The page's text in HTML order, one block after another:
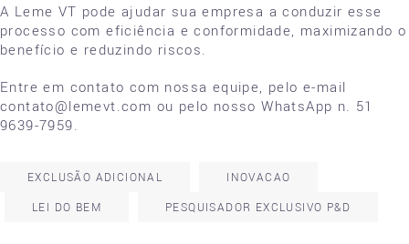
A Leme VT pode ajudar sua empresa a conduzir esse
processo com eficiência e conformidade, maximizando o
benefício e reduzindo riscos.
Entre em contato com nossa equipe, pelo e-mail
contato@lemevt.com ou pelo nosso WhatsApp n. 51
9639-7959.
EXCLUSÃO ADICIONAL INOVACAO
LEI DO BEM PESQUISADOR EXCLUSIVO P&D